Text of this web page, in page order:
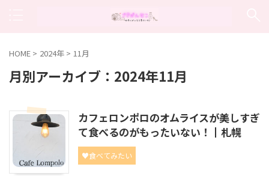
HOME > 2024年 > 11月
月別アーカイブ：2024年11月
カフェロンポロのオムライスが美しすぎ
て食べるのがもったいない！┃札幌
♥食べてみたい